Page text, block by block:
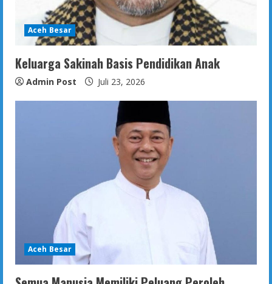
Aceh Besar
Keluarga Sakinah Basis Pendidikan Anak
Admin Post Juli 23, 2026
Aceh Besar